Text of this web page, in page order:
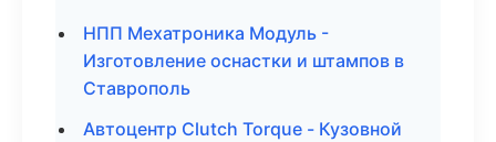
НПП Мехатроника Модуль -
Изготовление оснастки и штампов в
Ставрополь
Автоцентр Clutch Torque - Кузовной